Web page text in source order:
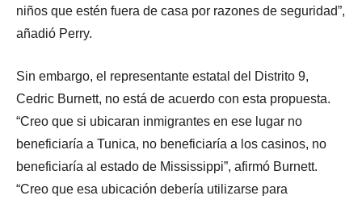
niños que estén fuera de casa por razones de seguridad”,
añadió Perry.
Sin embargo, el representante estatal del Distrito 9,
Cedric Burnett, no está de acuerdo con esta propuesta.
“Creo que si ubicaran inmigrantes en ese lugar no
beneficiaría a Tunica, no beneficiaría a los casinos, no
beneficiaría al estado de Mississippi”, afirmó Burnett.
“Creo que esa ubicación debería utilizarse para